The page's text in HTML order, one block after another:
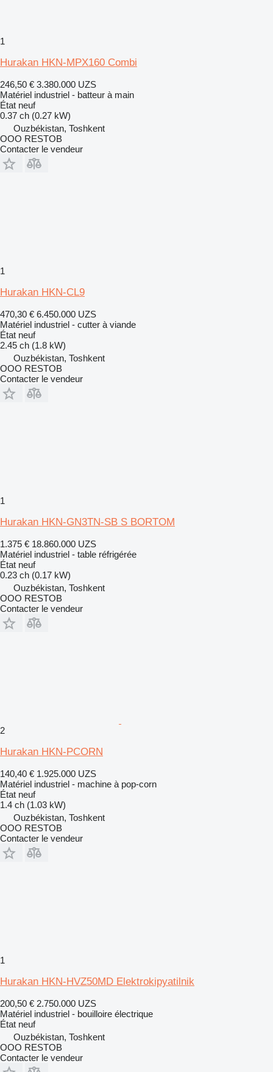
1
Hurakan HKN-MPX160 Combi
246,50 € 3.380.000 UZS
Matériel industriel - batteur à main
État neuf
0.37 ch (0.27 kW)
Ouzbékistan, Toshkent
OOO RESTOB
Contacter le vendeur
1
Hurakan HKN-CL9
470,30 € 6.450.000 UZS
Matériel industriel - cutter à viande
État neuf
2.45 ch (1.8 kW)
Ouzbékistan, Toshkent
OOO RESTOB
Contacter le vendeur
1
Hurakan HKN-GN3TN-SB S BORTOM
1.375 € 18.860.000 UZS
Matériel industriel - table réfrigérée
État neuf
0.23 ch (0.17 kW)
Ouzbékistan, Toshkent
OOO RESTOB
Contacter le vendeur
2
Hurakan HKN-PCORN
140,40 € 1.925.000 UZS
Matériel industriel - machine à pop-corn
État neuf
1.4 ch (1.03 kW)
Ouzbékistan, Toshkent
OOO RESTOB
Contacter le vendeur
1
Hurakan HKN-HVZ50MD Elektrokipyatilnik
200,50 € 2.750.000 UZS
Matériel industriel - bouilloire électrique
État neuf
Ouzbékistan, Toshkent
OOO RESTOB
Contacter le vendeur